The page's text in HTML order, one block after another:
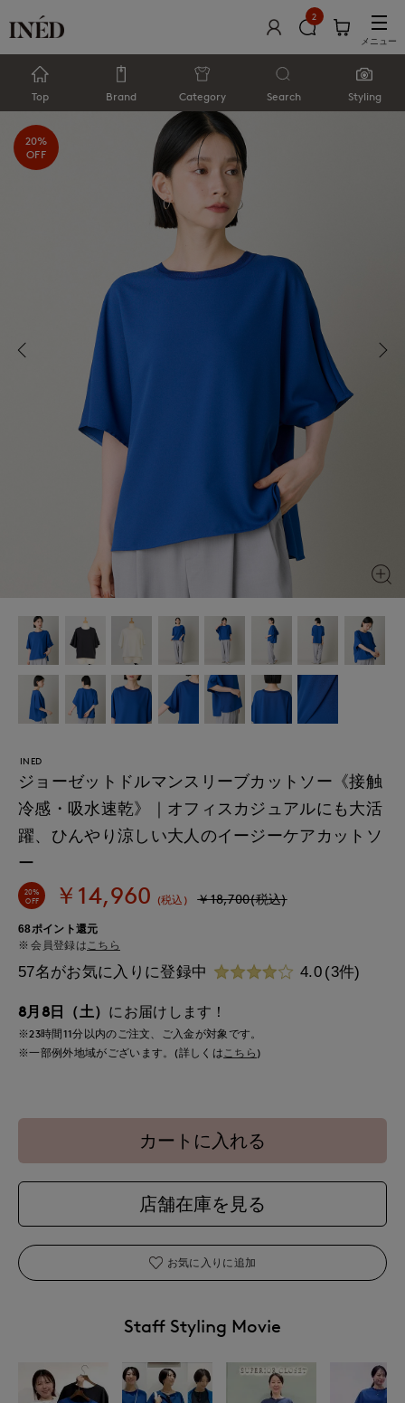
2
メニュー
Top Brand Category Search Styling
20%
OFF
INED
ジョーゼットドルマンスリーブカットソー《接触
冷感・吸水速乾》｜オフィスカジュアルにも大活
躍、ひんやり涼しい大人のイージーケアカットソ
ー
20%
OFF ￥14,960 (税込) ￥18,700(税込)
68ポイント還元
会員登録はこちら
57名がお気に入りに登録中 4.0 (3件)
8月8日（土） にお届けします！
※23時間11分以内のご注文、ご入金が対象です。
※一部例外地域がございます。(詳しくは こちら )
カートに入れる
店舗在庫を見る
お気に入りに追加
Staff Styling Movie